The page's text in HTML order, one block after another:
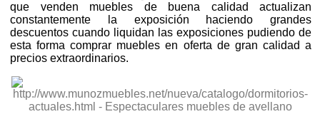
que venden muebles de buena calidad actualizan
constantemente la exposición haciendo grandes
descuentos cuando liquidan las exposiciones pudiendo de
esta forma comprar muebles en oferta de gran calidad a
precios extraordinarios.